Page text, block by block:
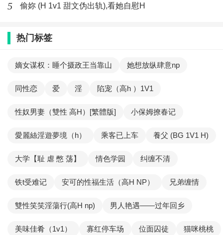
5 偷妳 (H 1v1 甜文伪出轨),看她自慰H
热门标签
嫡女谋权：睡个摄政王当靠山 她想放纵肆意np
同性恋 爱 淫 陷宠（高h ）1V1
性奴男妻（雙性 高H）[繁體版] 小保姆撩春记
愛麗絲淫遊夢境（h） 乘客已上车 養父 (BG 1V1 H)
大学【耻 虐 憋 荡】 情色学园 纠缠不清
铁t受难记 安可的性福生活（高H NP） 兄弟缠情
雙性笑笑淫蕩行(高H np) 男人艳遇——过年回乡
美味佳肴（1v1） 寡红停车场 位面囚徒 猫咪桃桃